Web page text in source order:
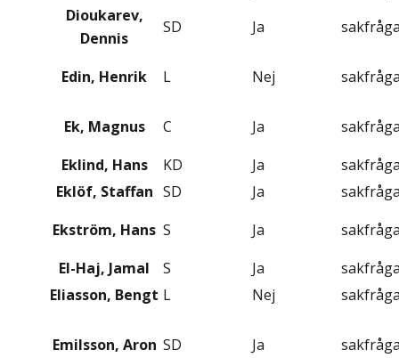
Dioukarev,
Dennis
SD Ja
Edin, Henrik L Nej
Ek, Magnus C Ja
Eklind, Hans
KD Ja
Eklöf, Staffan SD Ja
Ekström, Hans S Ja
El-Haj, Jamal
S Ja
Eliasson, Bengt L Nej
Emilsson, Aron SD Ja